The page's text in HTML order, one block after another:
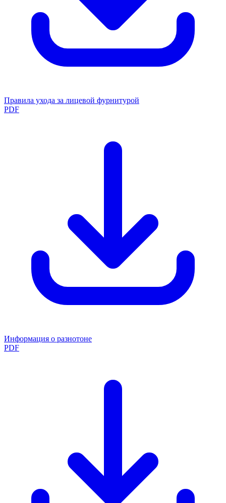
Правила ухода за лицевой фурнитурой
PDF
Информация о разнотоне
PDF